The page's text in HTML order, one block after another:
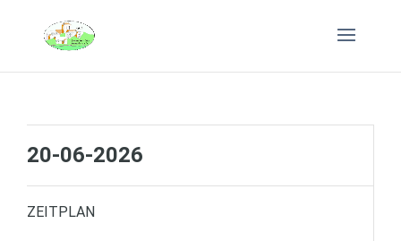
20-06-2026
ZEITPLAN